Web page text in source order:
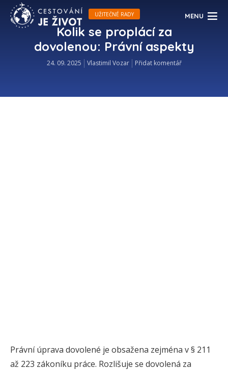
MENU
UŽITEČNÉ RADY
Kolik se proplácí za
dovolenou: Právní aspekty
24. 09. 2025 Vlastimil Vozar Přidat komentář
Právní úprava dovolené je obsažena zejména v § 211
až 223 zákoníku práce. Rozlišuje se dovolená za